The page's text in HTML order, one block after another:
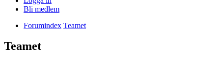
Bli medlem
Forumindex Teamet
Teamet